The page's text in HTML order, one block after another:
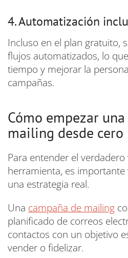
4. Automatización
Incluso en el plan gratuito,
flujos automatizados, lo
tiempo y mejorar la
campañas.
Cómo empezar
mailing desde cero
Para entender el
herramienta, es
una estrategia real.
Una campaña de mailing
planificado de correos
contactos con un objetivo
vender o fidelizar.